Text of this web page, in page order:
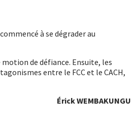
à se dégrader au
motion de défiance. Ensuite, les
entre le FCC et le CACH,
Érick WEMBAKUNGU